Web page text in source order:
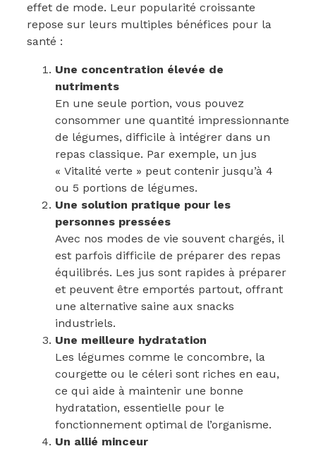
effet de mode. Leur popularité croissante
repose sur leurs multiples bénéfices pour la
santé :
Une concentration élevée de
nutriments
En une seule portion, vous pouvez
consommer une quantité impressionnante
de légumes, difficile à intégrer dans un
repas classique. Par exemple, un jus
« Vitalité verte » peut contenir jusqu’à 4
ou 5 portions de légumes.
Une solution pratique pour les
personnes pressées
Avec nos modes de vie souvent chargés, il
est parfois difficile de préparer des repas
équilibrés. Les jus sont rapides à préparer
et peuvent être emportés partout, offrant
une alternative saine aux snacks
industriels.
Une meilleure hydratation
Les légumes comme le concombre, la
courgette ou le céleri sont riches en eau,
ce qui aide à maintenir une bonne
hydratation, essentielle pour le
fonctionnement optimal de l’organisme.
Un allié minceur